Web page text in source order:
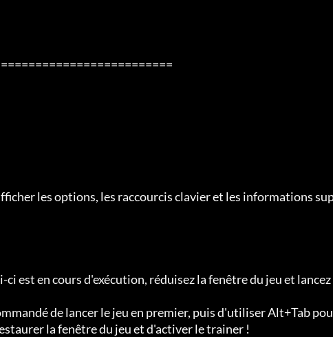
les options, les raccourcis clavier et les informations
est en cours d'exécution, réduisez la fenêtre du jeu et
de lancer le jeu en premier, puis d'utiliser Alt+Tab
la fenêtre du jeu et d'activer le trainer !